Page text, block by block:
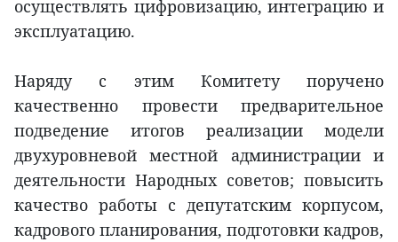
осуществлять цифровизацию, интеграцию и
эксплуатацию.
Наряду с этим Комитету поручено
качественно провести предварительное
подведение итогов реализации модели
двухуровневой местной администрации и
деятельности Народных советов; повысить
качество работы с депутатским корпусом,
кадрового планирования, подготовки кадров,